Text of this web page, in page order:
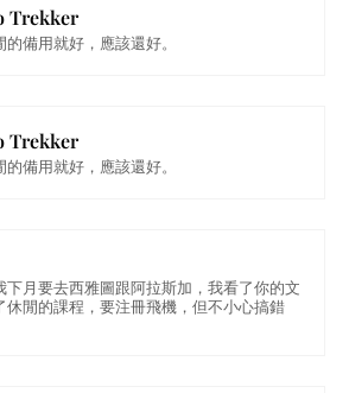
Trekker
備用就好，應該還好。
Trekker
備用就好，應該還好。
下月要去西雅圖跟阿拉斯加，我看了你的文
休閒的課程，要注冊飛機，但不小心搞錯